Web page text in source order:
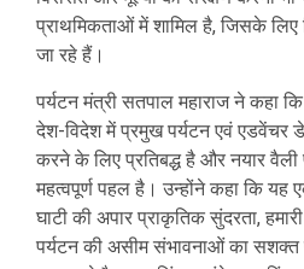
प्राथमिकताओं में शामिल है, जिसके लिए
जा रहे हैं।
पर्यटन मंत्री सतपाल महाराज ने कहा
देश-विदेश में प्रमुख पर्यटन एवं एडवेंचर
करने के लिए प्रतिबद्ध है और नयार
महत्वपूर्ण पहल है। उन्होंने कहा कि यह
घाटी की अपार प्राकृतिक सुंदरता,
पर्यटन की असीम संभावनाओं का